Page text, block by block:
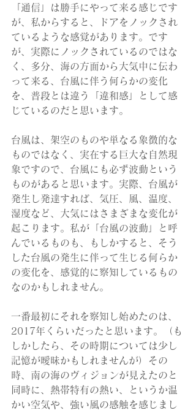
「通信」は勝手にやって来る感じです
が、私からすると、ドアをノックされ
ているような感覚があります。です
が、実際にノックされているのではな
く、多分、海の方面から大気中に伝わ
って来る、台風に伴う何らかの変化
を、普段とは違う「違和感」として感
じているのだと思います。
台風は、架空のものや単なる象徴的な
ものではなく、実在する巨大な自然現
象ですので、台風にも必ず波動という
ものがあると思います。実際、台風が
発生し発達すれば、気圧、風、温度、
湿度など、大気にはさまざまな変化が
起こります。私が「台風の波動」と呼
んでいるものも、もしかすると、そう
した台風の発生に伴って生じる何らか
の変化を、感覚的に察知しているもの
なのかもしれません。
一番最初にそれを察知し始めたのは、
2017年くらいだったと思います。（も
しかしたら、その時期については少し
記憶が曖昧かもしれませんが）その
時、南の海のヴィジョンが見えたのと
同時に、熱帯特有の熱い、というか温
かい空気や、強い風の感触を感じまし